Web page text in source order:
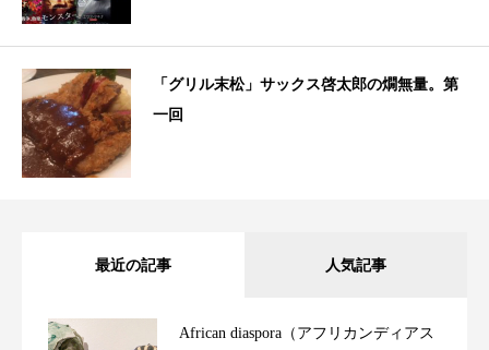
「グリル末松」サックス啓太郎の燗無量。第
一回
最近の記事 人気記事
African diaspora（アフリカンディアス